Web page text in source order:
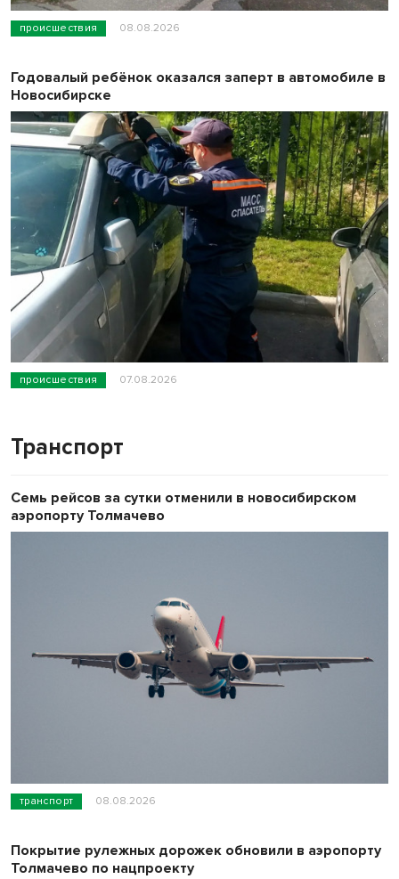
происшествия 08.08.2026
происшествия 07.08.2026
Годовалый ребёнок оказался заперт в автомобиле в
Новосибирске
Транспорт
транспорт 08.08.2026
Семь рейсов за сутки отменили в новосибирском
аэропорту Толмачево
Покрытие рулежных дорожек обновили в аэропорту
Толмачево по нацпроекту